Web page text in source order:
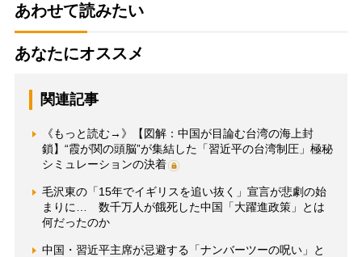
あわせて読みたい
あなたにオススメ
関連記事
《もっと読む→》【図解：中国が目論む台湾の海上封
鎖】“霞が関の頭脳”が集結した「習近平の台湾制圧」極秘
シミュレーションの決着
毛沢東の「15年でイギリスを追い抜く」宣言が悲劇の始
まりに… 数千万人が餓死した中国「大躍進政策」とは
何だったのか
中国・習近平主席が忌避する「ナンバーツーの呪い」と